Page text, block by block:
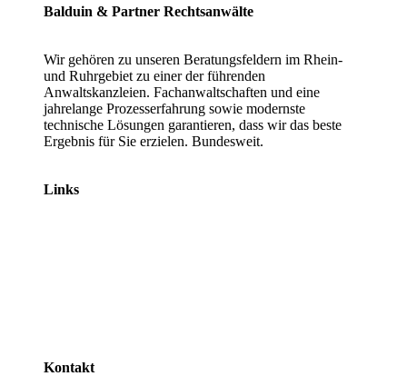
Balduin & Partner Rechtsanwälte
Wir gehören zu unseren Beratungsfeldern im Rhein-
und Ruhrgebiet zu einer der führenden
Anwaltskanzleien. Fachanwaltschaften und eine
jahrelange Prozesserfahrung sowie modernste
technische Lösungen garantieren, dass wir das beste
Ergebnis für Sie erzielen. Bundesweit.
Links
Kontakt